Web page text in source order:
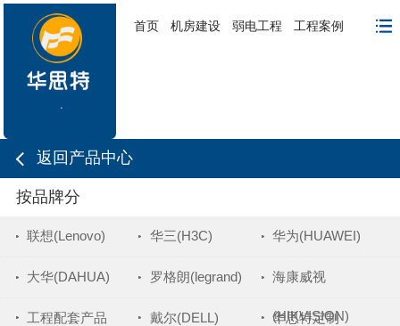
首页 机房建设 弱电工程 工程案例
返回产品中心
按品牌分
联想(Lenovo) 华三(H3C) 华为(HUAWEI)
大华(DAHUA) 罗格朗(legrand) 海康威视
(HIKVISION)
工程配套产品 戴尔(DELL) 华思特定制